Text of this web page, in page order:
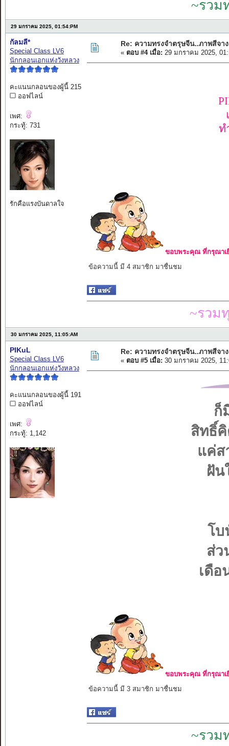
~รวม
29 มกราคม 2025, 01:54:PM
กัลมลี*
Special Class LV6
นักกลอนเอกแห่งวังหลวง
คะแนนกลอนของผู้นี้ 215
ออฟไลน์
เพศ:
กระทู้: 731
รักคือแรงบันดาลใจ
Re: ความทรงจำตรุษจีน..ภาพสีจาง
« ตอบ #4 เมื่อ: 29 มกราคม 2025,
ท
ขอบพระคุณ ที่กรุณาเ
ข้อความนี้ มี 4 สมาชิก มาชื่นชม
~รวม
30 มกราคม 2025, 11:05:AM
PIKuL
Special Class LV6
นักกลอนเอกแห่งวังหลวง
คะแนนกลอนของผู้นี้ 191
ออฟไลน์
เพศ:
กระทู้: 1,142
Re: ความทรงจำตรุษจีน..ภาพสีจาง
« ตอบ #5 เมื่อ: 30 มกราคม 2025,
ก็
สิทธิ์คิ
แค่ส
ฝัน
โบ
ส่ว
เดือ
ขอบพระคุณ ที่กรุณาเ
ข้อความนี้ มี 3 สมาชิก มาชื่นชม
~รวม